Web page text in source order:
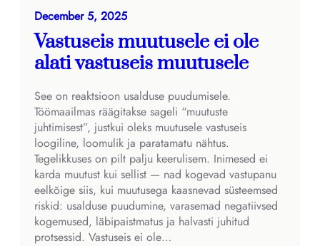
December 5, 2025
Vastuseis muutusele ei ole
alati vastuseis muutusele
See on reaktsioon usalduse puudumisele.
Töömaailmas räägitakse sageli “muutuste
juhtimisest”, justkui oleks muutusele vastuseis
loogiline, loomulik ja paratamatu nähtus.
Tegelikkuses on pilt palju keerulisem. Inimesed ei
karda muutust kui sellist — nad kogevad vastupanu
eelkõige siis, kui muutusega kaasnevad süsteemsed
riskid: usalduse puudumine, varasemad negatiivsed
kogemused, läbipaistmatus ja halvasti juhitud
protsessid. Vastuseis ei ole…